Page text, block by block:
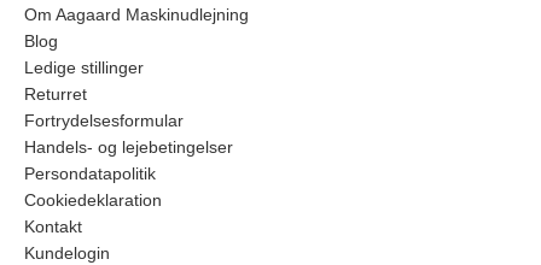
Om Aagaard Maskinudlejning
Blog
Ledige stillinger
Returret
Fortrydelsesformular
Handels- og lejebetingelser
Persondatapolitik
Cookiedeklaration
Kontakt
Kundelogin